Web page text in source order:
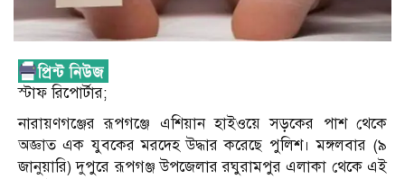
স্টাফ রি‌পোর্টার;
নারায়ণগঞ্জের রূপগঞ্জে এশিয়ান হাইওয়ে সড়কের পাশ থেকে
অজ্ঞাত এক যুবকের মরদেহ উদ্ধার করেছে পুলিশ। মঙ্গলবার (৯
জানুয়ারি) দুপুরে রূপগঞ্জ উপজেলার রঘুরামপুর এলাকা থেকে এই